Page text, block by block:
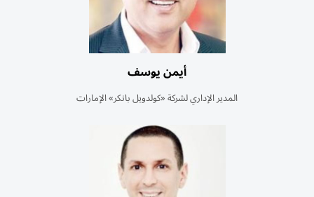
أيمن يوسف
المدير الإداري لشركة «كولدويل بانكر» الإمارات